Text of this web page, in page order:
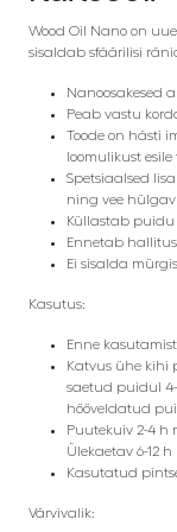
Wood Oil Nano on
sisaldab sfäärilisi
Nanoosakesed
Peab vastu
Toode on hästi
loomulikust
Spetsiaalsed
ning vee
Küllastab puidu
Ennetab
Ei sisalda
Kasutus:
Enne
Katvus ühe kihi
saetud puidul 4-
hööveldatud
Puutekuiv 2-4 h
Ülekaetav 6-12 h
Kasutatud
Värvivalik: